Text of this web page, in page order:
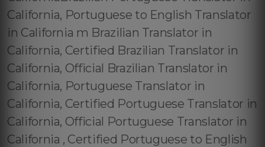
California, Portuguese to English Translator
in California m Brazilian Translator in
California, Certified Brazilian Translator in
California, Official Brazilian Translator in
California, Portuguese Translator in
California, Certified Portuguese Translator in
California, Official Portuguese Translator in
California , Certified Portuguese to English